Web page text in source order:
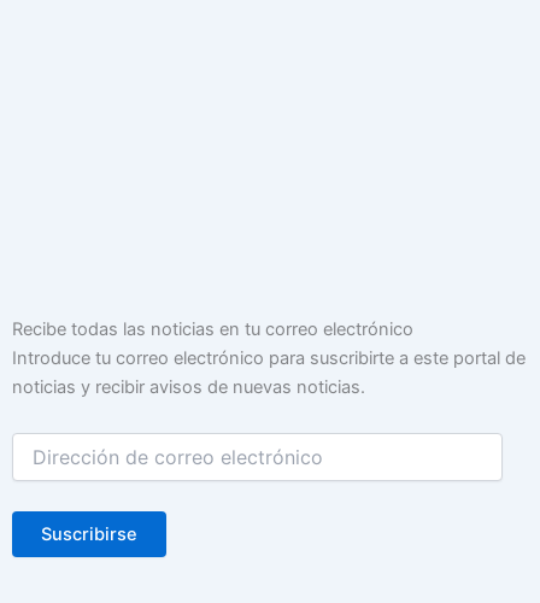
Recibe todas las noticias en tu correo electrónico
Introduce tu correo electrónico para suscribirte a este portal de
noticias y recibir avisos de nuevas noticias.
Dirección
de
electrónico
Suscribirse